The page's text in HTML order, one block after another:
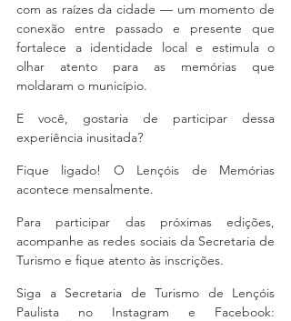
com as raízes da cidade — um momento de
conexão entre passado e presente que
fortalece a identidade local e estimula o
olhar atento para as memórias que
moldaram o município.
E você, gostaria de participar dessa
experiência inusitada?
Fique ligado! O Lençóis de Memórias
acontece mensalmente.
Para participar das próximas edições,
acompanhe as redes sociais da Secretaria de
Turismo e fique atento às inscrições.
Siga a Secretaria de Turismo de Lençóis
Paulista no Instagram e Facebook: